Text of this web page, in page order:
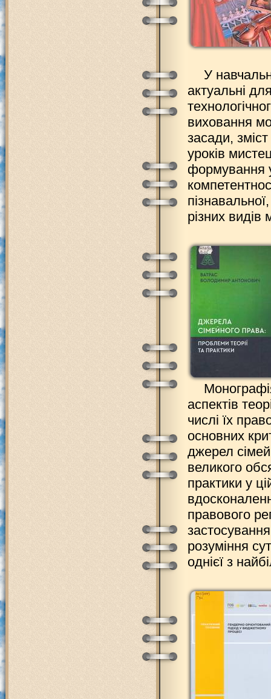
У
актуальні
виховання
засади,
уроків
формування
різних видів
аспектів
числі їх
основних
джерел
великого
практики у
правового
розуміння
однієї з